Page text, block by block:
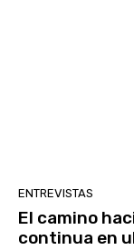
ENTREVISTAS
El camino
continua en